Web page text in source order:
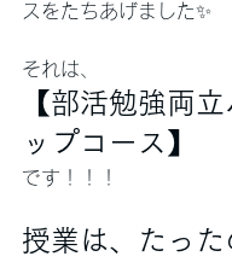
スをたちあげました✨
それは、
【部活勉強両
ップコース】
です！！！
授業は、たった